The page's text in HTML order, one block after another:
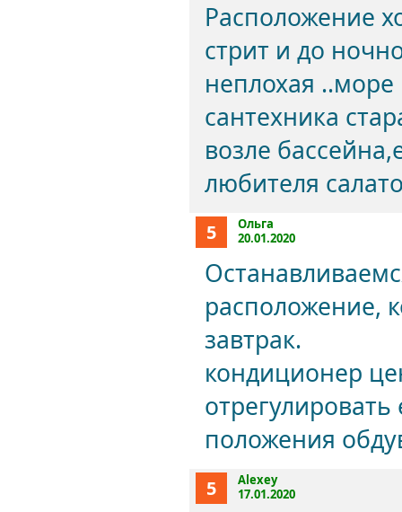
Расположение
стрит и до
неплохая ..море
сантехника
возле
любителя
5
Ольга
20.01.2020
расположение,
завтрак.
кондиционер
положения
5
Alexey
17.01.2020